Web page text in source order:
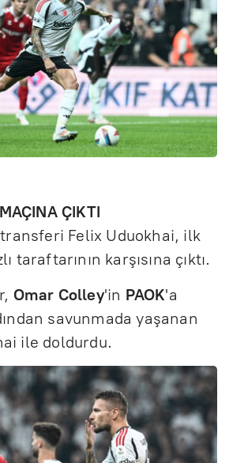
ÇIKTI
Felix Uduokhai, ilk
taraftarının karşısına çıktı.
Omar Colley'in PAOK'a
savunmada yaşanan
ile doldurdu.